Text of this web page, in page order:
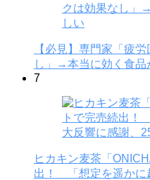
【必見】専門家「疲
し」→本当に効く食品
7
ヒカキン麦茶「
出！ 「想定を遥かに